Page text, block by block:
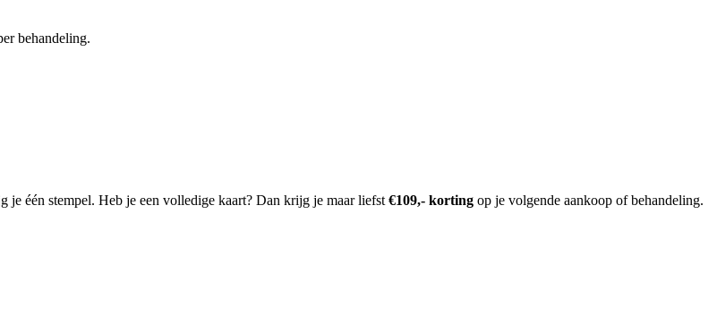
behandeling.
één stempel. Heb je een volledige kaart? Dan krijg je maar liefst €109,- korting op je volgende aankoop of behandeling.